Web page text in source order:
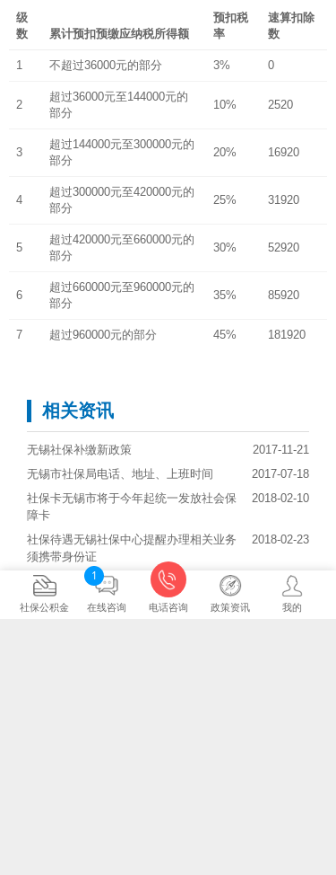
级
数
累计预扣预缴应纳税所得额
预扣税
率
速算扣除
数
1 不超过36000元的部分 3% 0
2
超过36000元至144000元的
部分
10% 2520
3
超过144000元至300000元的
部分
20% 16920
4
超过300000元至420000元的
部分
25% 31920
5
超过420000元至660000元的
部分
30% 52920
6
超过660000元至960000元的
部分
35% 85920
7 超过960000元的部分 45% 181920
相关资讯
无锡社保补缴新政策
2017-11-21
无锡市社保局电话、地址、上班时间
2017-07-18
社保卡无锡市将于今年起统一发放社会保
障卡
2018-02-10
社保待遇无锡社保中心提醒办理相关业务
须携带身份证
2018-02-23
无锡市社保信息上网就能查明细 网上服
务大厅含盖60项功能
2017-08-10
社保公积金 在线咨询 电话咨询 政策资讯 我的